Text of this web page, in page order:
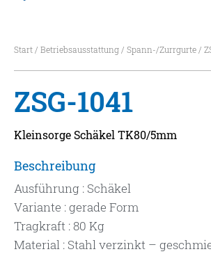
Start/ Betriebsausstattung/ Spann-/Zurrgurte/
ZSG-1041
Kleinsorge Schäkel TK80/5mm
Beschreibung
Ausführung : Schäkel
Variante : gerade Form
Tragkraft : 80 Kg
Material : Stahl verzinkt –